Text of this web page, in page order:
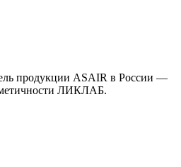
продукции ASAIR в России —
ЛИКЛАБ.